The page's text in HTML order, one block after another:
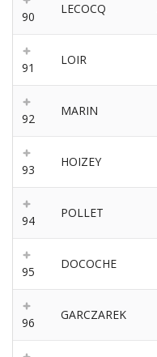
90
LECOCQ
91
LOIR
92
MARIN
93
HOIZEY
94
POLLET
95
DOCOCHE
96
GARCZAREK